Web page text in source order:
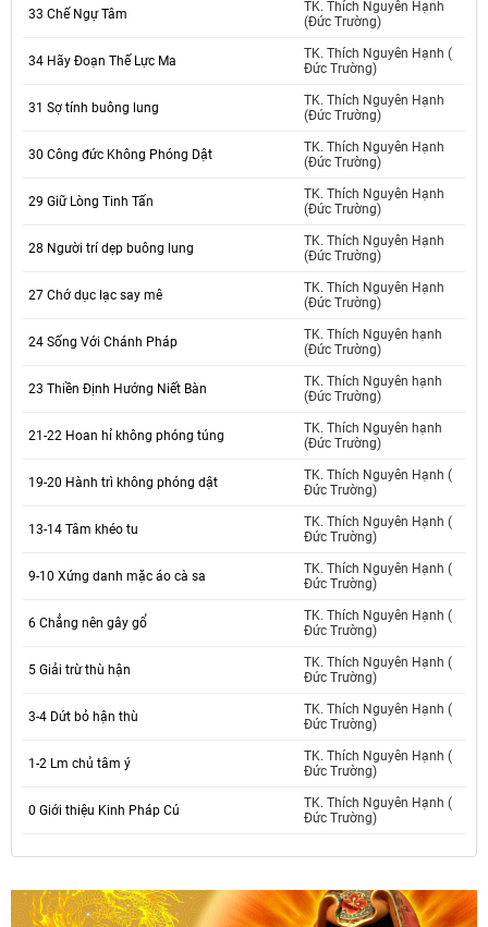
33 Chế Ngự Tâm
TK. Thích Nguyên Hạnh
(Đức Trường)
34 Hãy Đoạn Thế Lực Ma
TK. Thích Nguyên Hạnh (
Đức Trường)
31 Sợ tính buông lung
TK. Thích Nguyên Hạnh
(Đức Trường)
30 Công đức Không Phóng Dật
TK. Thích Nguyên Hạnh
(Đức Trường)
29 Giữ Lòng Tinh Tấn
TK. Thích Nguyên Hạnh
(Đức Trường)
28 Người trí dẹp buông lung
TK. Thích Nguyên Hạnh
(Đức Trường)
27 Chớ dục lạc say mê
TK. Thích Nguyên Hạnh
(Đức Trường)
24 Sống Với Chánh Pháp
TK. Thích Nguyên hạnh
(Đức Trường)
23 Thiền Định Hướng Niết Bàn
TK. Thích Nguyên hạnh
(Đức Trường)
21-22 Hoan hỉ không phóng túng
TK. Thích Nguyên hạnh
(Đức Trường)
19-20 Hành trì không phóng dật
TK. Thích Nguyên Hạnh (
Đức Trường)
13-14 Tâm khéo tu
TK. Thích Nguyên Hạnh (
Đức Trường)
9-10 Xứng danh mặc áo cà sa
TK. Thích Nguyên Hạnh (
Đức Trường)
6 Chẳng nên gây gổ
TK. Thích Nguyên Hạnh (
Đức Trường)
5 Giải trừ thù hận
TK. Thích Nguyên Hạnh (
Đức Trường)
3-4 Dứt bỏ hận thù
TK. Thích Nguyên Hạnh (
Đức Trường)
1-2 Lm chủ tâm ý
TK. Thích Nguyên Hạnh (
Đức Trường)
0 Giới thiệu Kinh Pháp Cú
TK. Thích Nguyên Hạnh (
Đức Trường)